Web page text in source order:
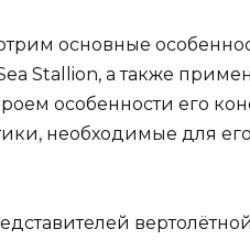
основные
Sea Stallion, а также
особенности его
необходимые для
вертолётной